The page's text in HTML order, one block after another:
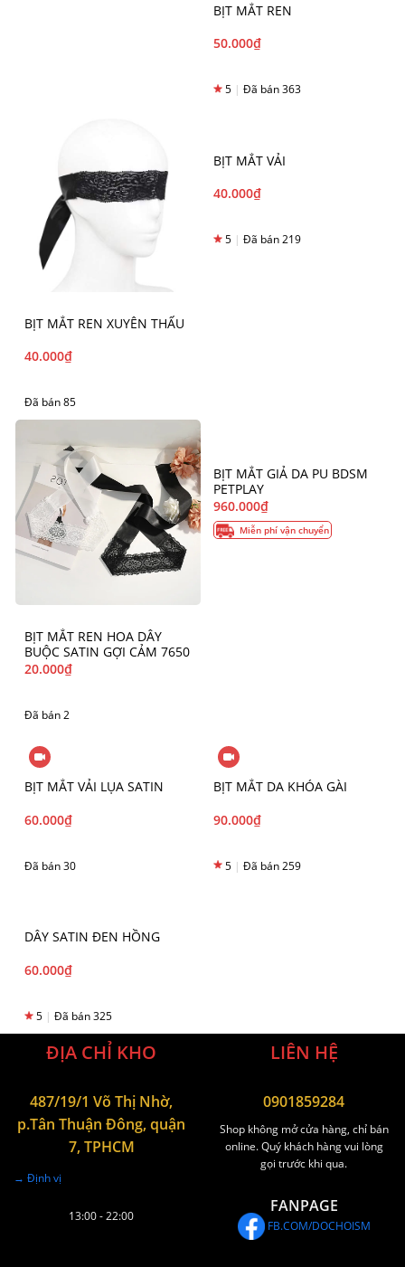
BỊT MẮT REN
50.000₫
5 | Đã bán 363
BỊT MẮT REN XUYÊN THẤU
40.000₫
Đã bán 85
BỊT MẮT VẢI
40.000₫
5 | Đã bán 219
BỊT MẮT REN HOA DÂY
BUỘC SATIN GỢI CẢM 7650
20.000₫
Đã bán 2
BỊT MẮT GIẢ DA PU BDSM
PETPLAY
960.000₫
Miễn phí vận chuyển
BỊT MẮT VẢI LỤA SATIN
60.000₫
Đã bán 30
BỊT MẮT DA KHÓA GÀI
90.000₫
5 | Đã bán 259
DÂY SATIN ĐEN HỒNG
60.000₫
5 | Đã bán 325
ĐỊA CHỈ KHO
487/19/1 Võ Thị Nhờ,
p.Tân Thuận Đông, quận
7, TPHCM
→ Định vị
13:00 - 22:00
LIÊN HỆ
0901859284
Shop không mở cửa hàng, chỉ bán
online. Quý khách hàng vui lòng
gọi trước khi qua.
FANPAGE
FB.COM/DOCHOISM